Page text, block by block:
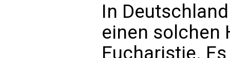
In
einen solchen
Eucharistie.